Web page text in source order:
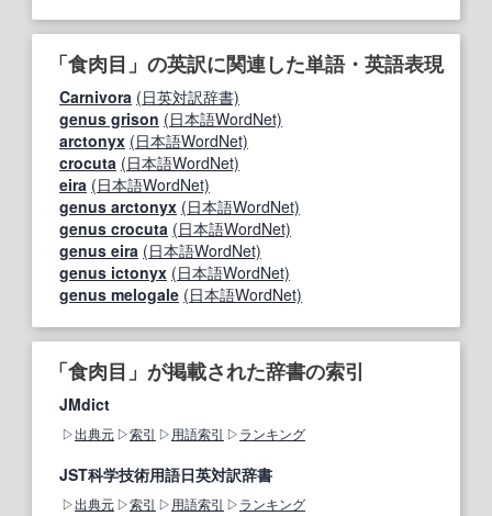
「食肉目」の英訳に関連した単語・英語表現
Carnivora (日英対訳辞書)
genus grison (日本語WordNet)
arctonyx (日本語WordNet)
crocuta (日本語WordNet)
eira (日本語WordNet)
genus arctonyx (日本語WordNet)
genus crocuta (日本語WordNet)
genus eira (日本語WordNet)
genus ictonyx (日本語WordNet)
genus melogale (日本語WordNet)
「食肉目」が掲載された辞書の索引
JMdict
出典元 索引 用語索引 ランキング
JST科学技術用語日英対訳辞書
出典元 索引 用語索引 ランキング